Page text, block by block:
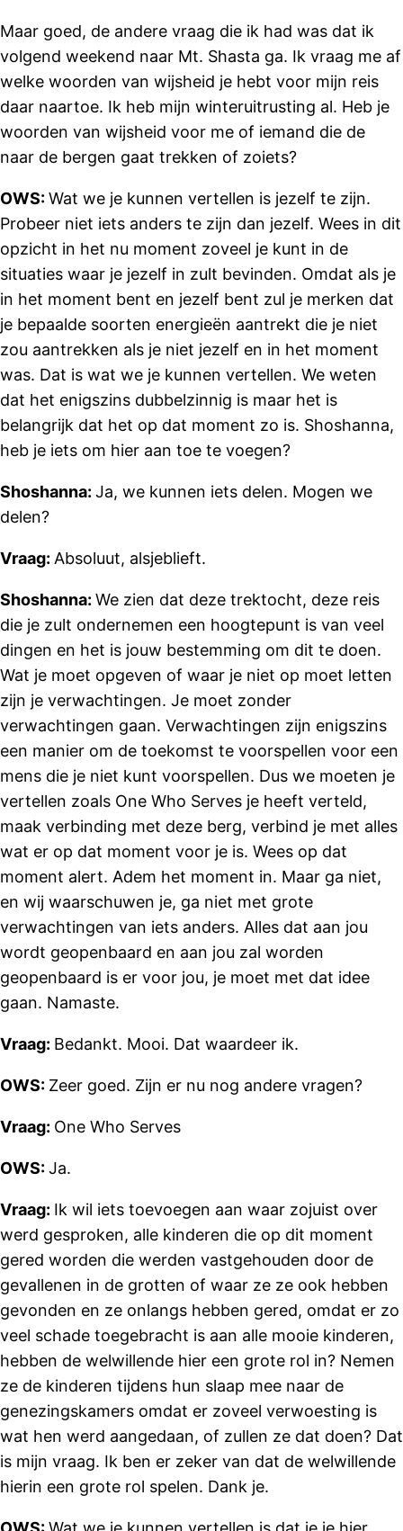
Maar goed, de andere vraag die ik had was dat ik
volgend weekend naar Mt. Shasta ga. Ik vraag me af
welke woorden van wijsheid je hebt voor mijn reis
daar naartoe. Ik heb mijn winteruitrusting al. Heb je
woorden van wijsheid voor me of iemand die de
naar de bergen gaat trekken of zoiets?
OWS:Wat we je kunnen vertellen is jezelf te zijn.
Probeer niet iets anders te zijn dan jezelf. Wees in dit
opzicht in het nu moment zoveel je kunt in de
situaties waar je jezelf in zult bevinden. Omdat als je
in het moment bent en jezelf bent zul je merken dat
je bepaalde soorten energieën aantrekt die je niet
zou aantrekken als je niet jezelf en in het moment
was. Dat is wat we je kunnen vertellen. We weten
dat het enigszins dubbelzinnig is maar het is
belangrijk dat het op dat moment zo is. Shoshanna,
heb je iets om hier aan toe te voegen?
Shoshanna: Ja, we kunnen iets delen. Mogen we
delen?
Vraag: Absoluut, alsjeblieft.
Shoshanna: We zien dat deze trektocht, deze reis
die je zult ondernemen een hoogtepunt is van veel
dingen en het is jouw bestemming om dit te doen.
Wat je moet opgeven of waar je niet op moet letten
zijn je verwachtingen. Je moet zonder
verwachtingen gaan. Verwachtingen zijn enigszins
een manier om de toekomst te voorspellen voor een
mens die je niet kunt voorspellen. Dus we moeten je
vertellen zoals One Who Serves je heeft verteld,
maak verbinding met deze berg, verbind je met alles
wat er op dat moment voor je is. Wees op dat
moment alert. Adem het moment in. Maar ga niet,
en wij waarschuwen je, ga niet met grote
verwachtingen van iets anders. Alles dat aan jou
wordt geopenbaard en aan jou zal worden
geopenbaard is er voor jou, je moet met dat idee
gaan. Namaste.
Vraag: Bedankt. Mooi. Dat waardeer ik.
OWS: Zeer goed. Zijn er nu nog andere vragen?
Vraag: One Who Serves
OWS:Ja.
Vraag: Ik wil iets toevoegen aan waar zojuist over
werd gesproken, alle kinderen die op dit moment
gered worden die werden vastgehouden door de
gevallenen in de grotten of waar ze ze ook hebben
gevonden en ze onlangs hebben gered, omdat er zo
veel schade toegebracht is aan alle mooie kinderen,
hebben de welwillende hier een grote rol in? Nemen
ze de kinderen tijdens hun slaap mee naar de
genezingskamers omdat er zoveel verwoesting is
wat hen werd aangedaan, of zullen ze dat doen? Dat
is mijn vraag. Ik ben er zeker van dat de welwillende
hierin een grote rol spelen. Dank je.